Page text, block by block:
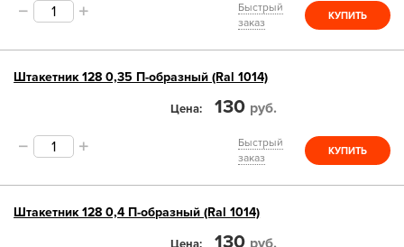
Быстрый
заказ
КУПИТЬ
Штакетник 128 0,35 П-образный (Ral 1014)
Цена 130 руб.
Быстрый
заказ
КУПИТЬ
Штакетник 128 0,4 П-образный (Ral 1014)
130 руб.